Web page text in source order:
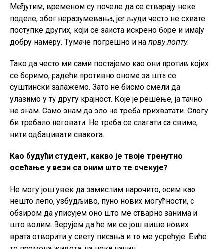
Међутим, временом су почеле да се стварају неке
поделе, због неразумевања, jer људи често не схвате
поступке других, који се заиста искрено боре и имају
добру намеру. Tумаче погрешно и на прву лопту.
Тако да често ми сами постајемо као они против којих
се боримо, радећи противно ономе за шта се
суштински залажемо. Зато не бисмо смели да
улазимо у ту другу крајност. Које је решење, ја тачно
не знам. Само знам да зло не треба прихватати. Слогу
би требало неговати. Не треба се слагати са свиме,
нити одбацивати свакога.
Као будући студент, какво је твоје тренутно
осећање у вези са оним што те очекује?
Не могу још увек да замислим нарочито, осим као
нешто лепо, узбудљиво, пуно нових могућности, с
обзиром да уписујем оно што ме стварно занима и
што волим. Верујем да ће ми се још више нових
врата отворити у свету писања и то ме усрећује. Биће